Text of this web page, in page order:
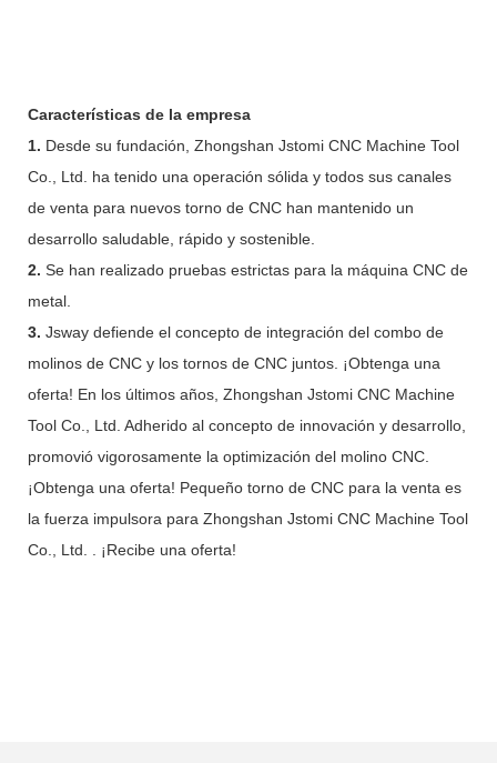
Características de la empresa
1. Desde su fundación, Zhongshan Jstomi CNC Machine Tool
Co., Ltd. ha tenido una operación sólida y todos sus canales
de venta para nuevos torno de CNC han mantenido un
desarrollo saludable, rápido y sostenible.
2. Se han realizado pruebas estrictas para la máquina CNC de
metal.
3. Jsway defiende el concepto de integración del combo de
molinos de CNC y los tornos de CNC juntos. ¡Obtenga una
oferta! En los últimos años, Zhongshan Jstomi CNC Machine
Tool Co., Ltd. Adherido al concepto de innovación y desarrollo,
promovió vigorosamente la optimización del molino CNC.
¡Obtenga una oferta! Pequeño torno de CNC para la venta es
la fuerza impulsora para Zhongshan Jstomi CNC Machine Tool
Co., Ltd. . ¡Recibe una oferta!